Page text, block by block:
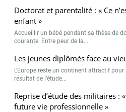
Doctorat et parentalité : « Ce
enfant »
Accueillir un bébé pendant sa thèse de
courante. Entre peur de la...
Les jeunes diplômés face au
L’Europe reste un continent attractif pour
résultat de l’étude...
Reprise d’étude des militaires :
future vie professionnelle »